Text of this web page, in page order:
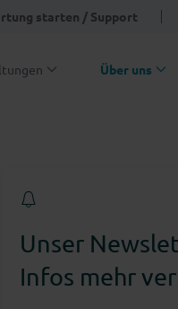
starten / Support
Über uns
Unser
Infos mehr